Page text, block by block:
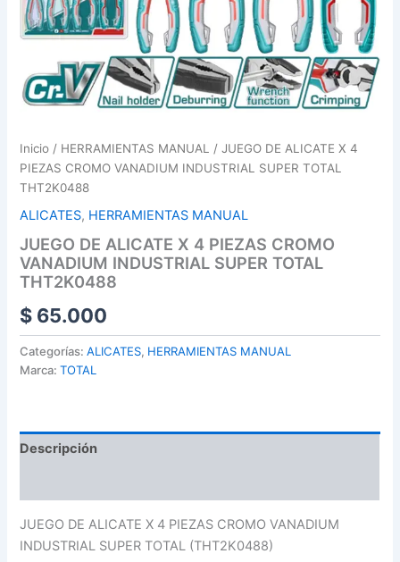
Inicio / HERRAMIENTAS MANUAL
/ JUEGO DE ALICATE X 4
PIEZAS CROMO VANADIUM INDUSTRIAL SUPER TOTAL
THT2K0488
ALICATES, HERRAMIENTAS MANUAL
JUEGO DE ALICATE X 4 PIEZAS CROMO
VANADIUM INDUSTRIAL SUPER TOTAL
THT2K0488
$ 65.000
Categorías:ALICATES, HERRAMIENTAS MANUAL
Marca:TOTAL
Descripción
JUEGO DE ALICATE X 4 PIEZAS CROMO VANADIUM
INDUSTRIAL SUPER TOTAL (THT2K0488)